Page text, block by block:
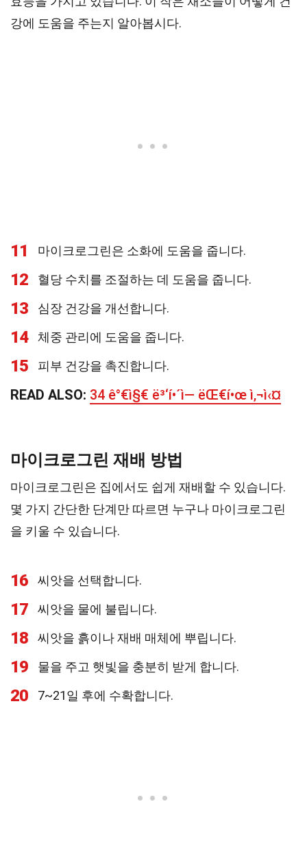
강에 도움을 주는지 알아봅시다.
11 마이크로그린은 소화에 도움을 줍니다.
12 혈당 수치를 조절하는 데 도움을 줍니다.
13 심장 건강을 개선합니다.
14 체중 관리에 도움을 줍니다.
15 피부 건강을 촉진합니다.
READ ALSO: 34 ê°€ì§€ ë³‘í•´ì— ëŒ€í•œ ì‚¬ì‹¤
마이크로그린 재배 방법
마이크로그린은 집에서도 쉽게 재배할 수 있습니다.
몇 가지 간단한 단계만 따르면 누구나 마이크로그린
을 키울 수 있습니다.
16 씨앗을 선택합니다.
17 씨앗을 물에 불립니다.
18 씨앗을 흙이나 재배 매체에 뿌립니다.
19 물을 주고 햇빛을 충분히 받게 합니다.
20 7~21일 후에 수확합니다.